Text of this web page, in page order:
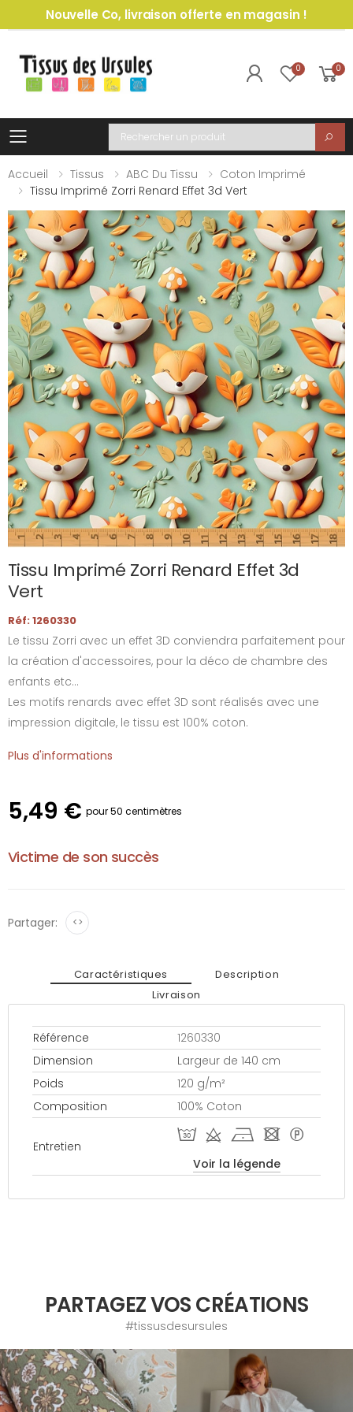
Nouvelle Co, livraison offerte en magasin !
0 0
Toggle mobile menu
Recherche
Accueil
Tissus ABC Du Tissu
Coton Imprimé
Tissu Imprimé Zorri Renard Effet 3d Vert
Tissu Imprimé Zorri Renard Effet 3d
Vert
Réf: 1260330
Le tissu Zorri avec un effet 3D conviendra parfaitement pour
la création d'accessoires, pour la déco de chambre des
enfants etc...
Les motifs renards avec effet 3D sont réalisés avec une
impression digitale, le tissu est 100% coton.
Plus d'informations
5,49 € pour 50 centimètres
Victime de son succès
Partager: <>
Caractéristiques
Description
Livraison
Référence
1260330
Dimension
Largeur de 140 cm
Poids
120 g/m²
Composition
100% Coton
Entretien
T d h - *
Voir la légende
PARTAGEZ VOS CRÉATIONS
#tissusdesursules